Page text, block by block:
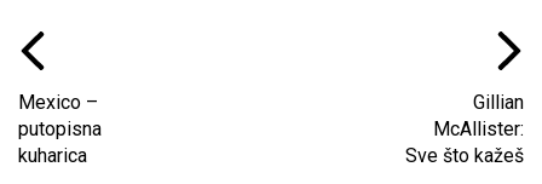
Mexico –
putopisna
kuharica
Gillian
McAllister:
Sve što kažeš